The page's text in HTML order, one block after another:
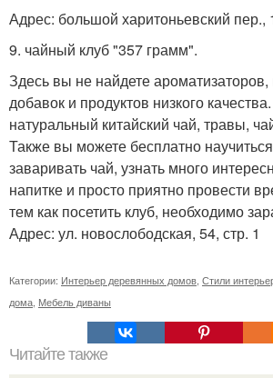
Адрес: большой харитоньевский пер.,
9. чайный клуб "357 грамм".
Здесь вы не найдете ароматизаторов,
добавок и продуктов низкого
натуральный китайский чай, травы,
Также вы можете бесплатно
заваривать чай, узнать много
напитке и просто приятно провести
тем как посетить клуб, необходимо
Адрес: ул. новослободская, 54, стр. 1
Категории: Интерьер деревянных домов, Стили
дома, Мебель диваны
Читайте также